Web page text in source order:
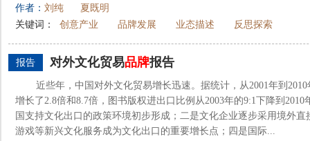
作者： 刘纯
夏既明
关键词：
创意产业 品牌发展 业态描述 反思探索
报告 对外文化贸易品牌报告
近些年，中国对外文化贸易增长迅速。据统计，从2001年到
增长了2.8倍和8.7倍，图书版权进出口比例从2003年的9:1下降到
国支持文化出口的政策环境初步形成；二是文化企业逐步采用境外
游戏等新兴文化服务成为文化出口的重要增长点；四是国际...